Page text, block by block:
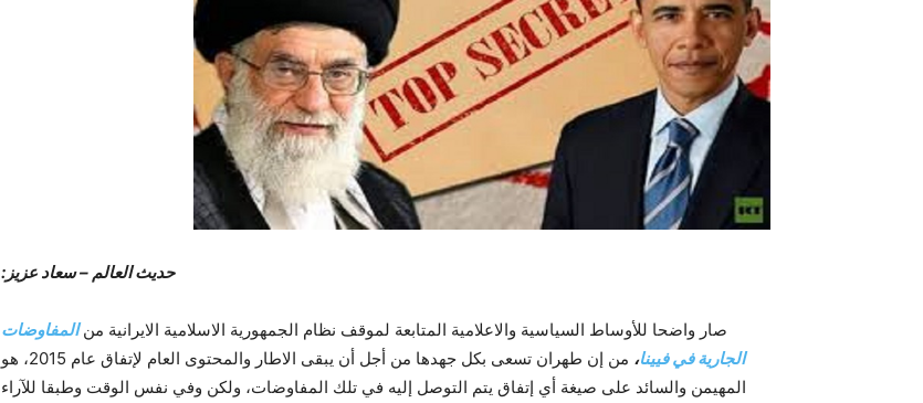
حدیث العالم – سعاد عزيز:
صار واضحا للأوساط السياسية والاعلامية المتابعة لموقف نظام الجمهورية الاسلامية الايرانية منالمفاوضات
الجارية في فيينا،
من إن طهران تسعى بکل جهدها من أجل أن يبقى الاطار والمحتوى العام لإتفاق عام 2015، هو
المهيمن والسائد على صيغة أي إتفاق يتم التوصل إليه في تلك المفاوضات، ولکن وفي نفس الوقت وطبقا للآراء